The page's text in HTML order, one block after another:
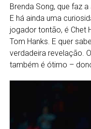
Brenda Song, que faz
E há ainda uma
jogador tontão, é Chet
Tom Hanks. E quer
verdadeira revelação.
também é ótimo –